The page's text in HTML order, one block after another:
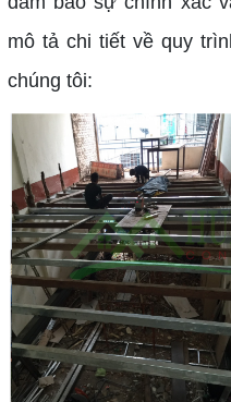
mô tả chi tiết về quy
chúng tôi: